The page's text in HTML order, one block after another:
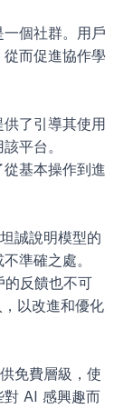
一個社群。用戶
而促進協作學
供了引導其使用
平台。
從基本操作到進
誠說明模型的
準確之處。
反饋也不可
以改進和優化
免費層級，使
對 AI 感興趣而